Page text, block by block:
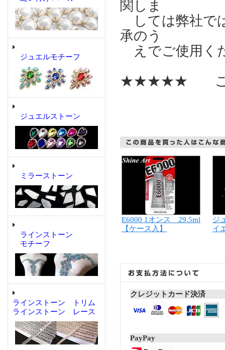
ジュエルモチーフ
ジュエルストーン
ミラーストーン
ラインストーン
モチーフ
ラインストーン トリム
ラインストーン レース
関しま
しては弊社で
承のう
えでご使用く
★★★★★ こ
E6000 1オンス 29.5ml
【ケース入】
ジ
イ
クレジットカード決済
PayPay